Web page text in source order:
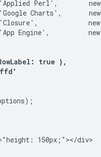
Perl',
Charts',
Engine',
true },
150px;"></div>